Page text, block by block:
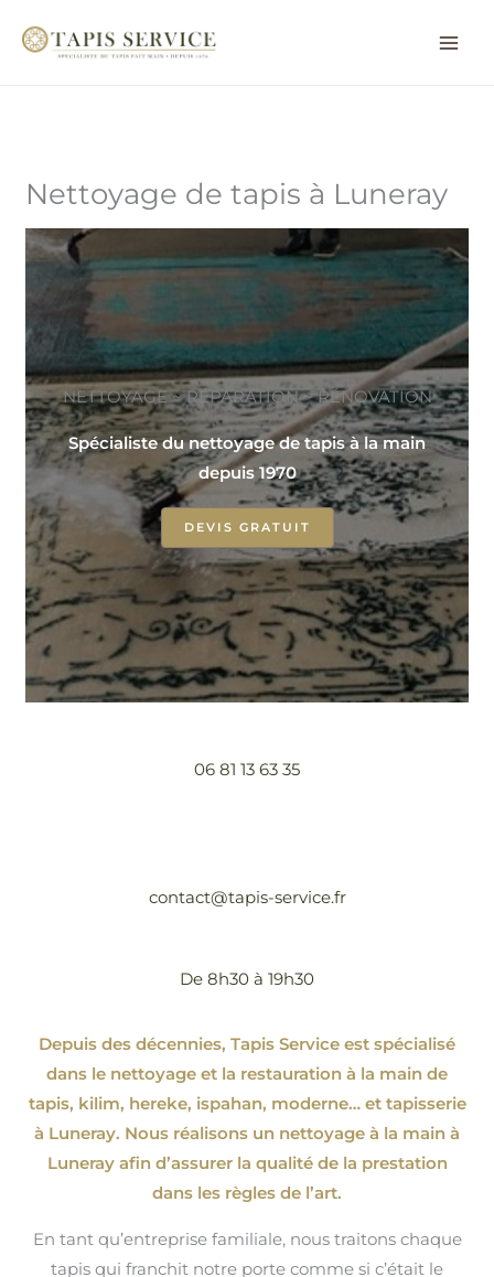
Nettoyage de tapis à Luneray
NETTOYAGE ~ RÉPARATION ~ RÉNOVATION
Spécialiste du nettoyage de tapis à la main
depuis 1970
DEVIS GRATUIT
06 81 13 63 35
contact@tapis-service.fr
De 8h30 à 19h30
Depuis des décennies, Tapis Service est spécialisé
dans le nettoyage et la restauration à la main de
tapis, kilim, hereke, ispahan, moderne…et tapisserie
à Luneray. Nous réalisons un nettoyage à la main à
Luneray afin d’assurer la qualité de la prestation
dans les règles de l’art.
En tant qu’entreprise familiale, nous traitons chaque
tapis qui franchit notre porte comme si c’était le